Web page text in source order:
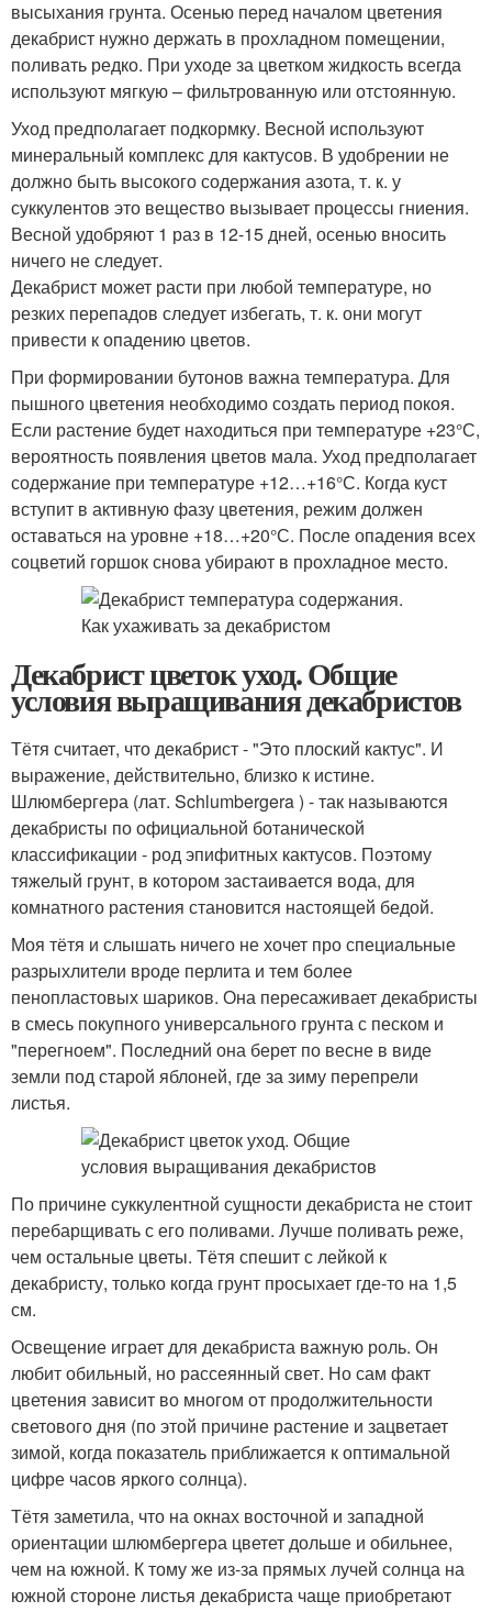
высыхания грунта. Осенью перед началом цветения
декабрист нужно держать в прохладном помещении,
поливать редко. При уходе за цветком жидкость всегда
используют мягкую – фильтрованную или отстоянную.
Уход предполагает подкормку. Весной используют
минеральный комплекс для кактусов. В удобрении не
должно быть высокого содержания азота, т. к. у
суккулентов это вещество вызывает процессы гниения.
Весной удобряют 1 раз в 12-15 дней, осенью вносить
ничего не следует.
Декабрист может расти при любой температуре, но
резких перепадов следует избегать, т. к. они могут
привести к опадению цветов.
При формировании бутонов важна температура. Для
пышного цветения необходимо создать период покоя.
Если растение будет находиться при температуре +23°С,
вероятность появления цветов мала. Уход предполагает
содержание при температуре +12…+16°С. Когда куст
вступит в активную фазу цветения, режим должен
оставаться на уровне +18…+20°С. После опадения всех
соцветий горшок снова убирают в прохладное место.
Декабрист цветок уход. Общие
условия выращивания декабристов
Тётя считает, что декабрист - "Это плоский кактус". И
выражение, действительно, близко к истине.
Шлюмбергера (лат. Schlumbergera ) - так называются
декабристы по официальной ботанической
классификации - род эпифитных кактусов. Поэтому
тяжелый грунт, в котором застаивается вода, для
комнатного растения становится настоящей бедой.
Моя тётя и слышать ничего не хочет про специальные
разрыхлители вроде перлита и тем более
пенопластовых шариков. Она пересаживает декабристы
в смесь покупного универсального грунта с песком и
"перегноем". Последний она берет по весне в виде
земли под старой яблоней, где за зиму перепрели
листья.
По причине суккулентной сущности декабриста не стоит
перебарщивать с его поливами. Лучше поливать реже,
чем остальные цветы. Тётя спешит с лейкой к
декабристу, только когда грунт просыхает где-то на 1,5
см.
Освещение играет для декабриста важную роль. Он
любит обильный, но рассеянный свет. Но сам факт
цветения зависит во многом от продолжительности
светового дня (по этой причине растение и зацветает
зимой, когда показатель приближается к оптимальной
цифре часов яркого солнца).
Тётя заметила, что на окнах восточной и западной
ориентации шлюмбергера цветет дольше и обильнее,
чем на южной. К тому же из-за прямых лучей солнца на
южной стороне листья декабриста чаще приобретают